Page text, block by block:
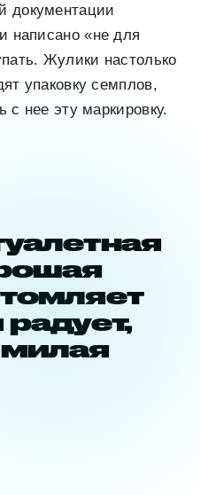
документации
написано «не для
Жулики настолько
упаковку семплов,
с нее эту маркировку.